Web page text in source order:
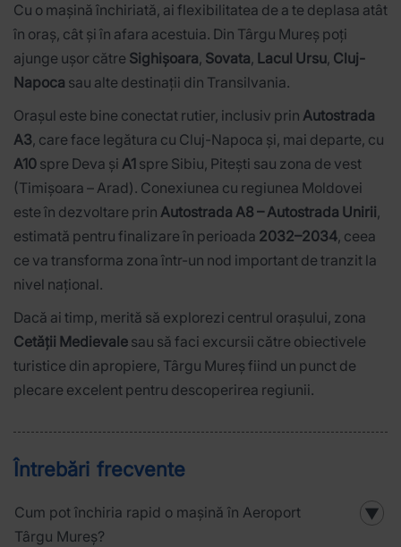
Cu o mașină închiriată, ai flexibilitatea de a te deplasa atât
în oraș, cât și în afara acestuia. Din Târgu Mureș poți
ajunge ușor către Sighișoara, Sovata, Lacul Ursu, Cluj-
Napoca sau alte destinații din Transilvania.
Orașul este bine conectat rutier, inclusiv prin Autostrada
A3, care face legătura cu Cluj-Napoca și, mai departe, cu
A10 spre Deva și A1 spre Sibiu, Pitești sau zona de vest
(Timișoara – Arad). Conexiunea cu regiunea Moldovei
este în dezvoltare prin Autostrada A8 – Autostrada Unirii,
estimată pentru finalizare în perioada 2032–2034, ceea
ce va transforma zona într-un nod important de tranzit la
nivel național.
Dacă ai timp, merită să explorezi centrul orașului, zona
Cetății Medievale sau să faci excursii către obiectivele
turistice din apropiere, Târgu Mureș fiind un punct de
plecare excelent pentru descoperirea regiunii.
Întrebări frecvente
Cum pot închiria rapid o mașină în Aeroport
Târgu Mureș?
▼